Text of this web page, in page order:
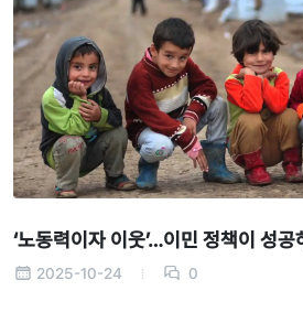
‘노동력이자 이웃’…이민 정책이 성
2025-10-24 0